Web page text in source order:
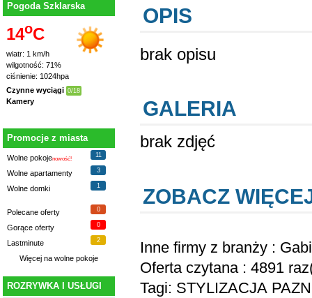
Pogoda Szklarska
14oC
wiatr: 1 km/h
wilgotność: 71%
ciśnienie: 1024hpa
Czynne wyciągi 0/18
Kamery
Promocje z miasta
Wolne pokojenowość!
11
Wolne apartamenty 3
Wolne domki 1
Polecane oferty 0
Gorące oferty 0
Lastminute 2
Więcej na wolne pokoje
ROZRYWKA I USŁUGI
OPIS
brak opisu
GALERIA
brak zdjęć
ZOBACZ
Inne firmy z branży :
Oferta czytana : 4891
Tagi: STYLIZACJA